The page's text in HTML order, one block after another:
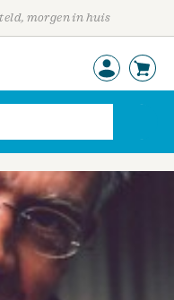
morgen in huis